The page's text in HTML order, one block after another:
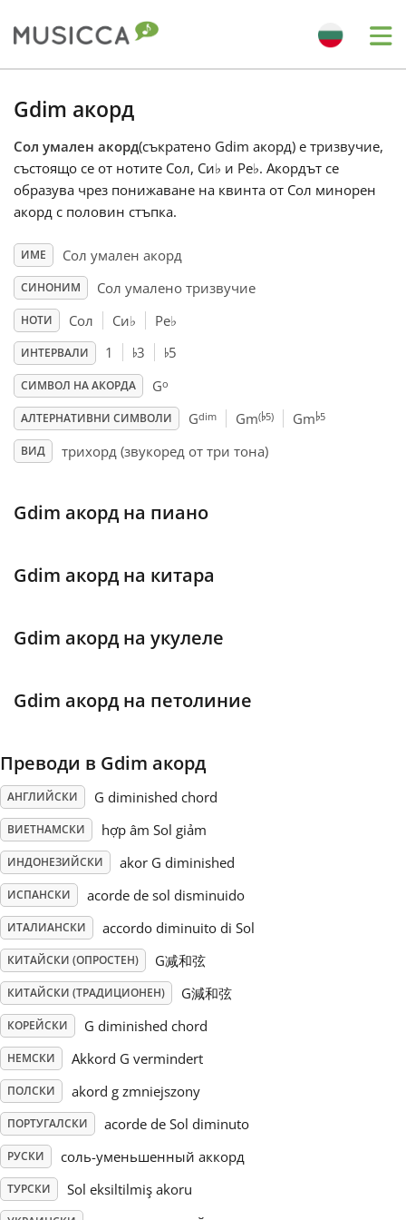
Български
Dansk
Deutsch
English
Español
Português
Русский
Svenska
Tiếng Việt
Türkçe
简体中文
繁體中文
Gdim акорд
Сол умален акорд(съкратено Gdim акорд) е тризвучие,
състоящо се от нотите Сол, Си♭ и Ре♭. Акордът се
образува чрез понижаване на квинта от Сол минорен
акорд с половин стъпка.
ИМЕ Сол умален акорд
СИНОНИМ Сол умалено тризвучие
НОТИ Сол Си♭ Ре♭
ИНТЕРВАЛИ 1 ♭3 ♭5
СИМВОЛ НА АКОРДА Go
АЛТЕРНАТИВНИ СИМВОЛИ Gdim Gm(♭5) Gm♭5
ВИД трихорд (звукоред от три тона)
Gdim акорд на пиано
Gdim акорд на китара
Gdim акорд на укулеле
Gdim акорд на петолиние
Преводи в Gdim акорд
АНГЛИЙСКИ G diminished chord
ВИЕТНАМСКИ hợp âm Sol giảm
ИНДОНЕЗИЙСКИ akor G diminished
ИСПАНСКИ acorde de sol disminuido
ИТАЛИАНСКИ accordo diminuito di Sol
КИТАЙСКИ (ОПРОСТЕН) G减和弦
КИТАЙСКИ (ТРАДИЦИОНЕН) G減和弦
КОРЕЙСКИ G diminished chord
НЕМСКИ Akkord G vermindert
ПОЛСКИ akord g zmniejszony
ПОРТУГАЛСКИ acorde de Sol diminuto
РУСКИ соль-уменьшенный аккорд
ТУРСКИ Sol eksiltilmiş akoru